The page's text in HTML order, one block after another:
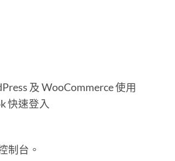
及 WooCommerce 使用
快速登入
制台。